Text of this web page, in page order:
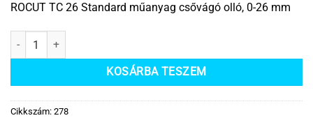
ROCUT TC 26 Standard műanyag csővágó olló, 0-26 mm
ROCUT TC 26 Standard műanyag csővágó olló, 0-26 mm mennyiség
KOSÁRBA TESZEM
Cikkszám: 278